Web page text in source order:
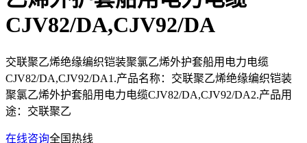
CJV82/DA,CJV92/DA
交联聚乙烯绝缘编织铠装聚氯乙烯外护套船用电力电缆
CJV82/DA,CJV92/DA1.产品名称：交联聚乙烯绝缘编织铠装
聚氯乙烯外护套船用电力电缆CJV82/DA,CJV92/DA2.产品用
途：交联聚乙
在线咨询全国热线